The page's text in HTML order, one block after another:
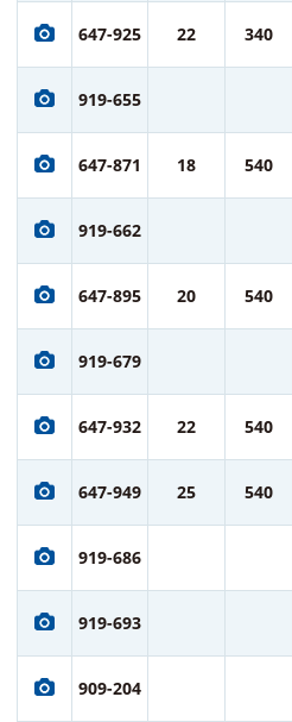
647-925 22 340
919-655
647-871 18 540
919-662
647-895 20 540
919-679
647-932 22 540
647-949 25 540
919-686
919-693
909-204